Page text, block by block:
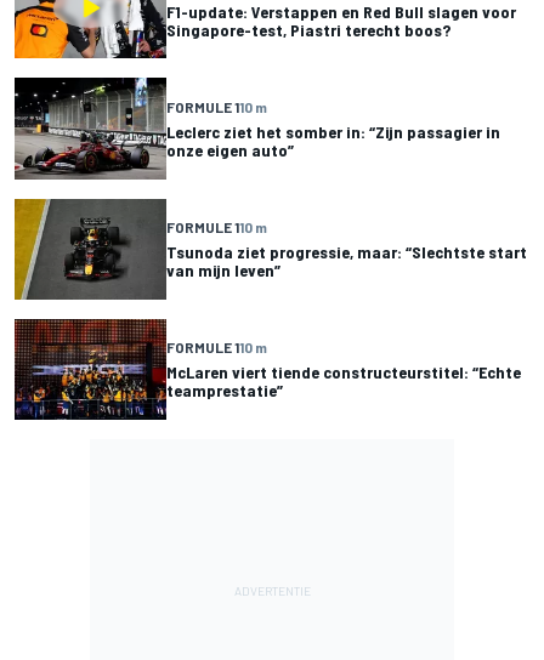
F1-update: Verstappen en Red Bull slagen voor
Singapore-test, Piastri terecht boos?
FORMULE 110 m
Leclerc ziet het somber in: “Zijn passagier in
onze eigen auto”
FORMULE 110 m
Tsunoda ziet progressie, maar: “Slechtste start
van mijn leven”
FORMULE 110 m
McLaren viert tiende constructeurstitel: “Echte
teamprestatie”